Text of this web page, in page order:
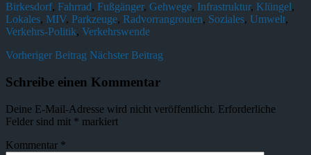
Birkesdorf, Fahrrad, Fußgänger, Gehwege, Infrastruktur, Klüngel,
Lokales, MIV, Parkzeuge, Radvorrangrouten, Soziales, Umwelt,
Verkehrs-Politik, Verkehrswende
Vorheriger Beitrag Nächster Beitrag
Schreibe einen Kommentar
Deine E-Mail-Adresse wird nicht veröffentlicht. Erforderliche
Felder sind mit * markiert
Kommentar *